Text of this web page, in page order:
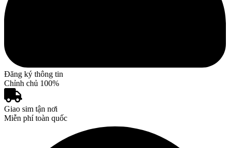
Đăng ký thông tin
Chỉnh chủ 100%
Giao sim tận nơi
Miễn phí toàn quốc